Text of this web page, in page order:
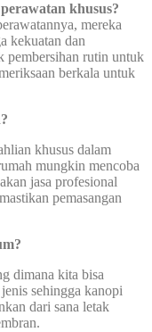
khusus?
mereka
kekuatan dan
pembersihan rutin untuk
berkala untuk
khusus dalam
mungkin mencoba
jasa profesional
pemasangan
dimana kita bisa
sehingga kanopi
dari sana letak